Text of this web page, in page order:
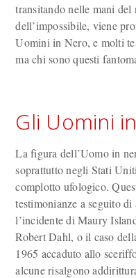
transitando nelle mani del
dell’impossibile, viene
Uomini in Nero, e molti
ma chi sono questi
Gli Uomini
La figura dell’Uomo in
soprattutto negli Stati
complotto ufologico.
testimonianze a seguito
l’incidente di Maury
Robert Dahl, o il caso
1965 accaduto allo
alcune risalgono